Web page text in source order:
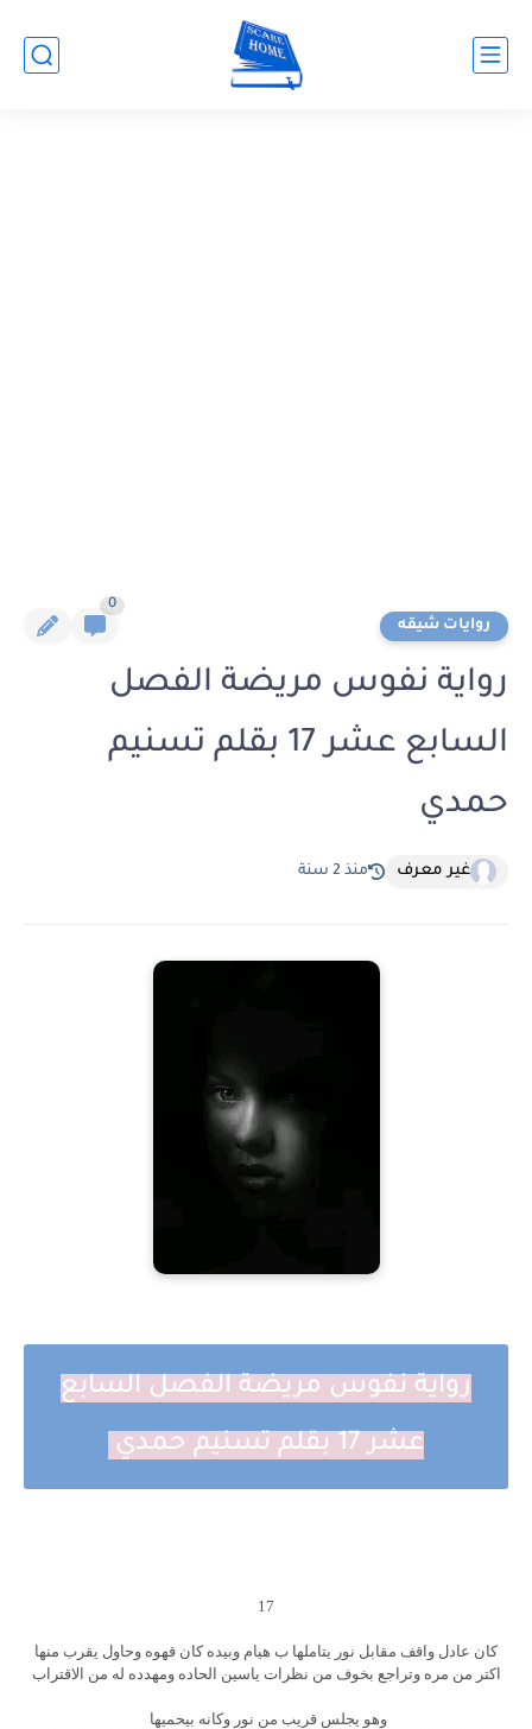
روايات شيقه
0
رواية نفوس مريضة الفصل
السابع عشر 17 بقلم تسنيم
حمدي
غير معرف منذ 2 سنة
رواية نفوس مريضة الفصل السابع
عشر 17 بقلم تسنيم حمدي
17
كان عادل واقف مقابل نور يتاملها ب هيام وبيده كان قهوه وحاول يقرب منها
اكتر من مره وتراجع بخوف من نظرات ياسين الحاده ومهدده له من الاقتراب
وهو يجلس قريب من نور وكانه بيحميها